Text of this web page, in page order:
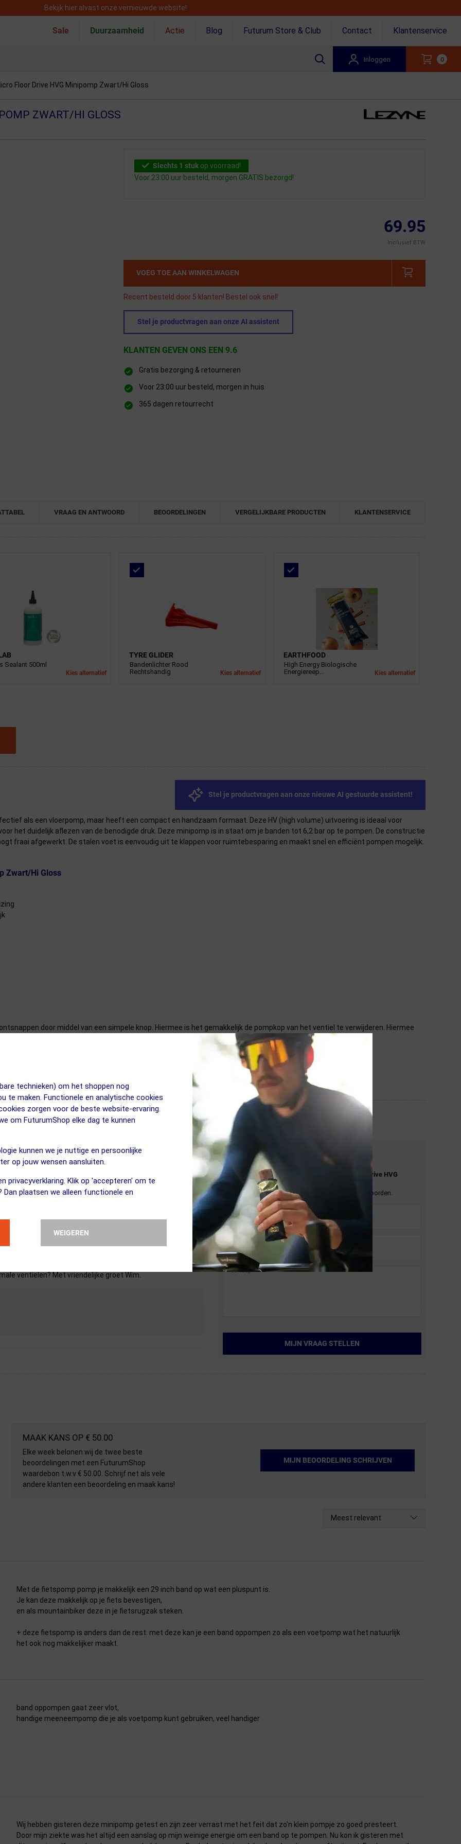
technieken) om het shoppen nog
te maken. Functionele en analytische cookies
zorgen voor de beste website-ervaring.
om FuturumShop elke dag te kunnen
kunnen we je nuttige en persoonlijke
op jouw wensen aansluiten.
privacyverklaring. Klik op 'accepteren' om te
Dan plaatsen we alleen functionele en
WEIGEREN
Bekijk hier alvast onze vernieuwde website!
Sale Duurzaamheid Actie Blog Futurum Store & Club Contact Klantenservice
Inloggen 0
Floor Drive HVG Minipomp Zwart/Hi Gloss
ZWART/HI GLOSS
Slechts 1 stuk op voorraad!
Voor 23:00 uur besteld, morgen GRATIS bezorgd!
69.95
Inclusief BTW
VOEG TOE AAN WINKELWAGEN
Recent besteld door 5 klanten! Bestel ook snel!
Stel je productvragen aan onze AI assistent
KLANTEN GEVEN ONS EEN 9.6
Gratis bezorging & retourneren
Voor 23:00 uur besteld, morgen in huis
365 dagen retourrecht
VRAAG EN ANTWOORD BEOORDELINGEN VERGELIJKBARE PRODUCTEN KLANTENSERVICE
Sealant 500ml
Kies alternatief
TYRE GLIDER
Bandenlichter Rood
Rechtshandig
Kies alternatief
EARTHFOOD
High Energy Biologische
Energiereep...
Kies alternatief
Stel je productvragen aan onze nieuwe AI gestuurde assistent!
als een vloerpomp, maar heeft een compact en handzaam formaat. Deze HV (high volume) uitvoering is ideaal voor
het duidelijk aflezen van de benodigde druk. Deze minipomp is in staat om je banden tot 6,2 bar op te pompen. De constructie
fraai afgewerkt. De stalen voet is eenvoudig uit te klappen voor ruimtebesparing en maakt snel en efficiënt pompen mogelijk.
Zwart/Hi Gloss
door middel van een simpele knop. Hiermee is het gemakkelijk de pompkop van het ventiel te verwijderen. Hiermee
ventiel.
op het ventiel aan zonder dat deze los schiet of lucht laat ontsnappen.
onbekend. Op de website van Lezyne zelf is deze pomp
aan een alternatief?
ventielen? Met vriendelijke groet Wim.
Stel je vraag over de
Micro Floor Drive HVG
En wij zullen je zo spoedig mogelijk antwoorden.
MIJN VRAAG STELLEN
MAAK KANS OP € 50.00
Elke week belonen wij de twee beste
beoordelingen met een FuturumShop
waardebon t.w.v € 50.00. Schrijf net als vele
andere klanten een beoordeling en maak kans!
MIJN BEOORDELING SCHRIJVEN
Meest relevant
Met de fietspomp pomp je makkelijk een 29 inch band op wat een pluspunt is.
Je kan deze makkelijk op je fiets bevestigen,
en als mountainbiker deze in je fietsrugzak steken.
+ deze fietspomp is anders dan de rest: met deze kan je een band oppompen zo als een voetpomp wat het natuurlijk
het ook nog makkelijker maakt.
band oppompen gaat zeer vlot,
handige meeneempomp die je als voetpomp kunt gebruiken, veel handiger
Wij hebben gisteren deze minipomp getest en zijn zeer verrast met het feit dat zo'n klein pompje zo goed presteert.
Door mijn ziekte was het altijd een aanslag op mijn weinige energie om een band op te pompen. Nu kon ik gisteren met